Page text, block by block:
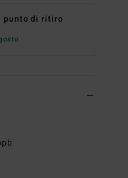
punto di ritiro